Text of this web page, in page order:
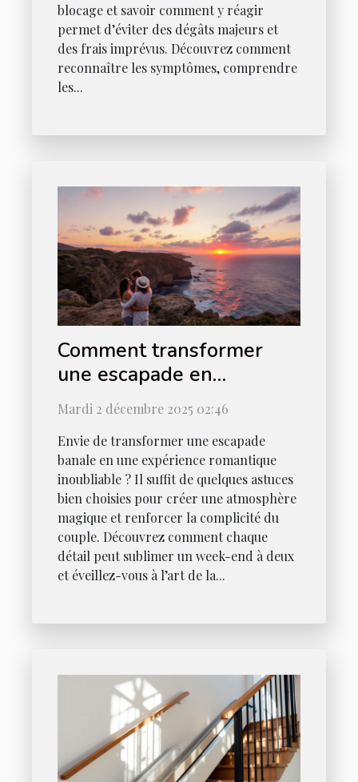
blocage et savoir comment y réagir
permet d’éviter des dégâts majeurs et
des frais imprévus. Découvrez comment
reconnaître les symptômes, comprendre
les...
Comment transformer
une escapade en
expérience romantique
ultime ?
Mardi 2 décembre 2025 02:46
Envie de transformer une escapade
banale en une expérience romantique
inoubliable ? Il suffit de quelques astuces
bien choisies pour créer une atmosphère
magique et renforcer la complicité du
couple. Découvrez comment chaque
détail peut sublimer un week-end à deux
et éveillez-vous à l’art de la...